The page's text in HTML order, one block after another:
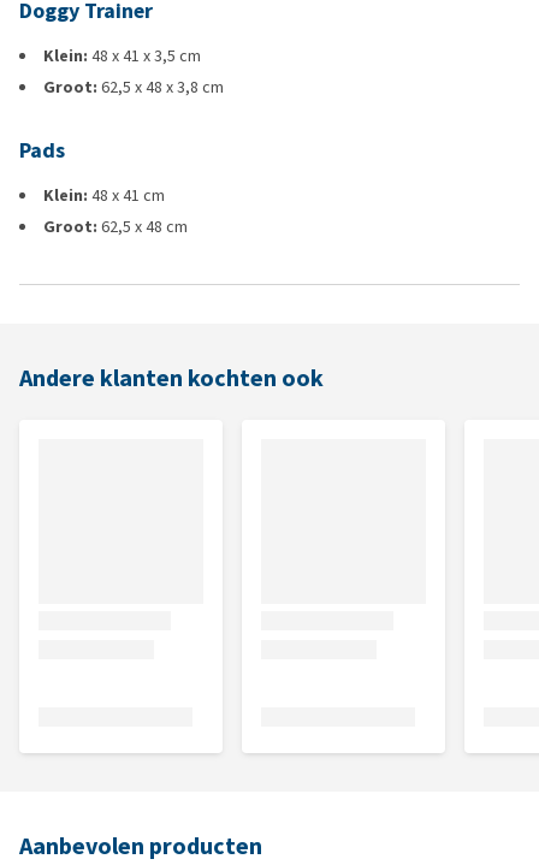
Doggy Trainer
Klein: 48 x 41 x 3,5 cm
Groot: 62,5 x 48 x 3,8 cm
Pads
Klein: 48 x 41 cm
Groot: 62,5 x 48 cm
Andere klanten kochten ook
Aanbevolen producten